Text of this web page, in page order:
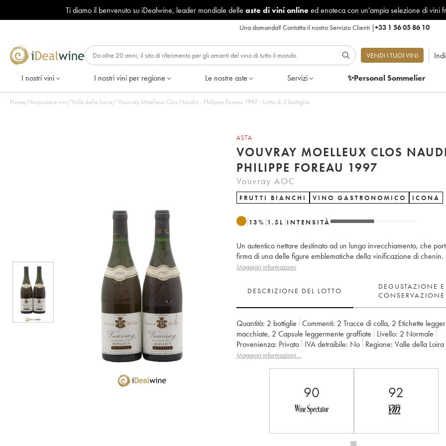
Ti diamo il benvenuto su iDealwine, leader mondiale delle aste di vini onlineed enoteca con un'ampia selezione di vini
Una domanda?Contatta il nostro Servizio Clienti |+33 1 56 05 86 10
VENDI I TUOI VINI
I nostri vini I nostri vini per regione Le nostre aste Servizi ✨Personal Sommelier
Home/Acquistare vini/Valle della Loira/ Vouvray Moelleux Clos Naudin - Philippe Foreau 1997 - Lotto di 2 bottiglie
ASTA
VOUVRAY MOELLEUX CLOS
PHILIPPE FOREAU 1997
Vouvray AOC
FRUTTI BIANCHI VINO GASTRONOMICO ICONA
13% 1.5 L INTENSITÀ
Un autentico nettare destinato ad un lungo invecchiamento, che
firma di una delle figure emblematiche della vinificazione di chenin.
Maggiori informazioni
DESCRIZIONE DEL LOTTO
DEGUSTAZIONE E
CONSERVAZIONE
Quantità: 2 bottiglie Commenti: 2 Tracce di colla, 2 Etichette
macchiate, 2 Capsule leggermente graffiate Livello: 2 Normale
Provenienza:
privato IVA detraibile: no Regione:
Valle della Loira
Denominazione:
Vouvray
Maggiori informazioni…
90 92